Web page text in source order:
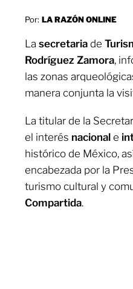
Por: LA RAZÓN ONLINE
La secretaria de
Rodríguez Zamora,
las zonas
manera conjunta la
La titular de la
el interés nacional e
histórico de México,
encabezada por la
turismo cultural y
Compartida.